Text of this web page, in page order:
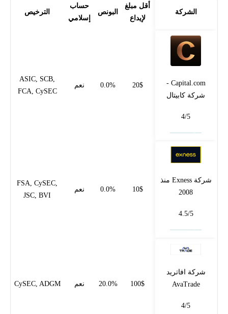
الشركة
أقل مبلغ
لإيداع
البونص
حساب
إسلامي
الترخيص
Capital.com -
شركة كابيتال
4/5
20$
0.0% نعم
ASIC, SCB,
FCA, CySEC
شركة Exness منذ
2008
4.5/5
10$
0.0% نعم
FSA, CySEC,
JSC, BVI
شركة افاتريد
AvaTrade
4/5
100$
20.0% نعم CySEC, ADGM